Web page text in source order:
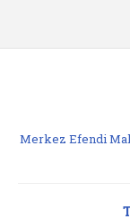
Merkez Efendi